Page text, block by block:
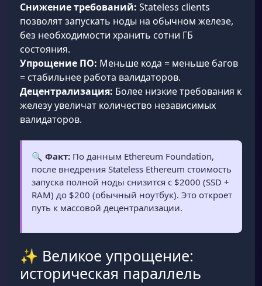
Снижение требований: Stateless clients
позволят запускать ноды на обычном железе,
без необходимости хранить сотни ГБ
состояния.
Упрощение ПО: Меньше кода = меньше багов
= стабильнее работа валидаторов.
Децентрализация: Более низкие требования к
железу увеличат количество независимых
валидаторов.
🔍 Факт: По данным Ethereum Foundation,
после внедрения Stateless Ethereum стоимость
запуска полной ноды снизится с $2000 (SSD +
RAM) до $200 (обычный ноутбук). Это откроет
путь к массовой децентрализации.
✨ Великое упрощение:
историческая параллель